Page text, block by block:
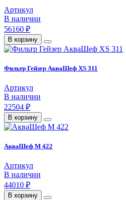
Артикул
В наличии
56160 ₽
В корзину
Фильтр Гейзер АкваШеф XS 311
Артикул
В наличии
22504 ₽
В корзину
АкваШеф M 422
Артикул
В наличии
44010 ₽
В корзину